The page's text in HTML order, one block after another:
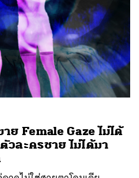
Female Gaze ไม่ได้
วละครชาย ไม่ได้มา